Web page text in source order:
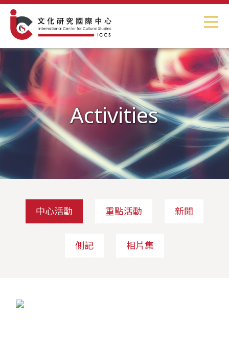
Activities
中心活動 重點活動 新聞
側記 相片集